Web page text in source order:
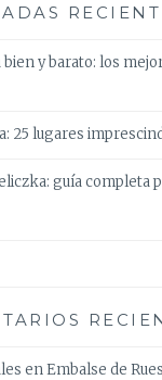
y barato: los
25 lugares
guía completa
enEmbalse de